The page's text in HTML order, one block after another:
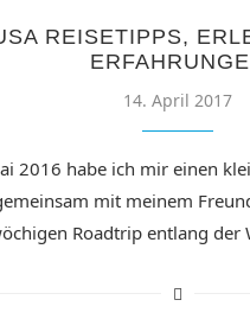
REISETIPPS,
14. April 2017
2016 habe ich mir einen
mit meinem
Roadtrip entlang der